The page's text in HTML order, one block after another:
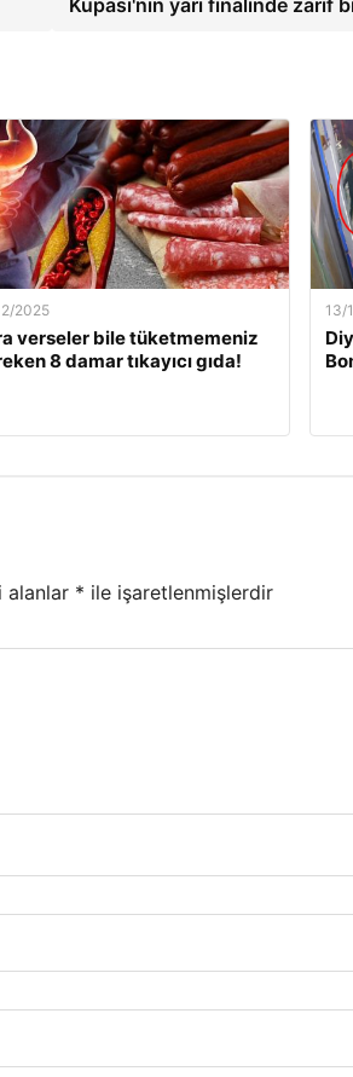
Kupası'nın yarı finalinde zarif
2025
verseler bile tüketmemeniz
8 damar tıkayıcı gıda!
13/
alanlar * ile işaretlenmişlerdir